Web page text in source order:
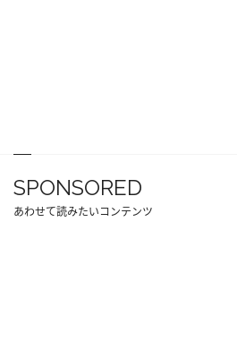
SPONSORED
あわせて読みたいコンテンツ